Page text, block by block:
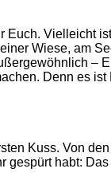
Euch. Vielleicht
Wiese, am
–
Denn es ist
Kuss. Von
gespürt habt: